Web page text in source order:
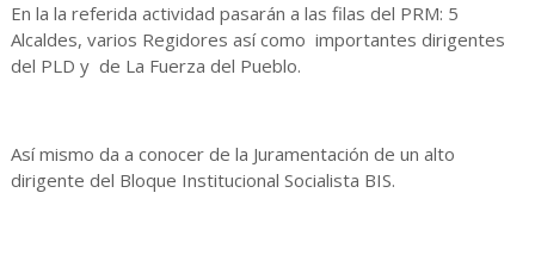
En la la referida actividad pasarán a las filas del PRM: 5
Alcaldes, varios Regidores así como importantes dirigentes
del PLD y de La Fuerza del Pueblo.
Así mismo da a conocer de la Juramentación de un alto
dirigente del Bloque Institucional Socialista BIS.